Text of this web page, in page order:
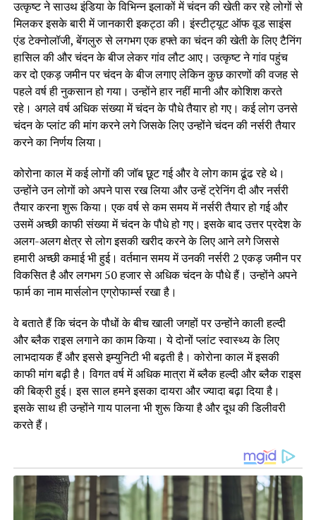
उत्कृष्ट ने साउथ इंडिया के विभिन्न इलाकों में चंदन की खेती कर रहे लोगों से
मिलकर इसके बारी में जानकारी इकट्ठा की। इंस्टीट्यूट ऑफ वूड साइंस
एंड टेक्नोलॉजी, बेंगलुरु से लगभग एक हफ्ते का चंदन की खेती के लिए टैनिंग
हासिल की और चंदन के बीज लेकर गांव लौट आए। उत्कृष्ट ने गांव पहुंच
कर दो एकड़ जमीन पर चंदन के बीज लगाए लेकिन कुछ कारणों की वजह से
पहले वर्ष ही नुकसान हो गया। उन्होंने हार नहीं मानी और कोशिश करते
रहे। अगले वर्ष अधिक संख्या में चंदन के पौधे तैयार हो गए। कई लोग उनसे
चंदन के प्लांट की मांग करने लगे जिसके लिए उन्होंने चंदन की नर्सरी तैयार
करने का निर्णय लिया।
कोरोना काल में कई लोगों की जॉब छूट गई और वे लोग काम ढूंढ रहे थे।
उन्होंने उन लोगों को अपने पास रख लिया और उन्हें ट्रेनिंग दी और नर्सरी
तैयार करना शुरू किया। एक वर्ष से कम समय में नर्सरी तैयार हो गई और
उसमें अच्छी काफी संख्या में चंदन के पौधे हो गए। इसके बाद उत्तर प्रदेश के
अलग-अलग क्षेत्र से लोग इसकी खरीद करने के लिए आने लगे जिससे
हमारी अच्छी कमाई भी हुई। वर्तमान समय में उनकी नर्सरी 2 एकड़ जमीन पर
विकसित है और लगभग 50 हजार से अधिक चंदन के पौधे हैं। उन्होंने अपने
फार्म का नाम मार्सलोन एग्रोफार्म्स रखा है।
वे बताते हैं कि चंदन के पौधों के बीच खाली जगहों पर उन्होंने काली हल्दी
और ब्लैक राइस लगाने का काम किया। ये दोनों प्लांट स्वास्थ्य के लिए
लाभदायक हैं और इससे इम्युनिटी भी बढ़ती है। कोरोना काल में इसकी
काफी मांग बढ़ी है। विगत वर्ष में अधिक मात्रा में ब्लैक हल्दी और ब्लैक राइस
की बिक्री हुई। इस साल हमने इसका दायरा और ज्यादा बढ़ा दिया है।
इसके साथ ही उन्होंने गाय पालना भी शुरू किया है और दूध की डिलीवरी
करते हैं।